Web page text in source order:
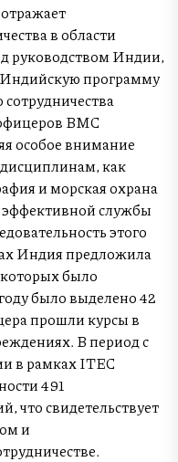
в области
руководством Индии,
программу
ВМС
особое внимание
как
и морская охрана
службы
этого
Индия предложила
было
было выделено 42
прошли курсы в
В период с
в рамках ITEC
491
что свидетельствует
и